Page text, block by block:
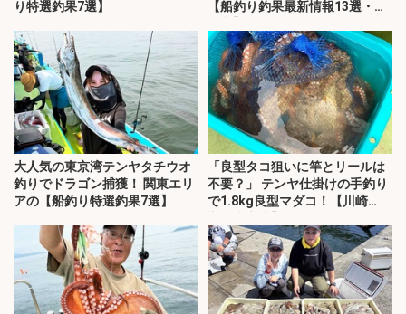
り特選釣果7選】
【船釣り釣果最新情報13選・玄
大人気の東京湾テンヤタチウオ
釣りでドラゴン捕獲！ 関東エリ
アの【船釣り特選釣果7選】
「良型タコ狙いに竿とリールは
不要？」 テンヤ仕掛けの手釣り
で1.8kg良型マダコ！【川崎